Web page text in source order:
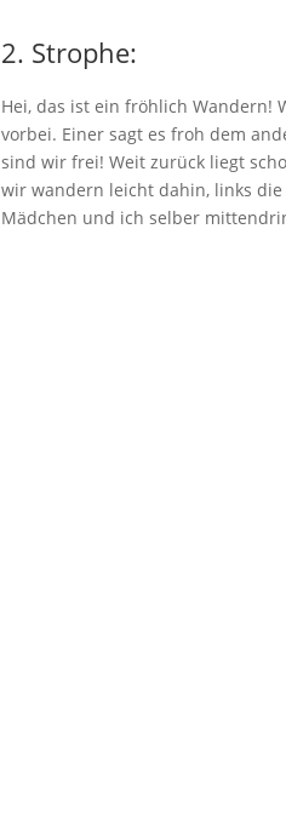
2. Strophe:
Hei, das ist ein fröhlich Wandern!
vorbei. Einer sagt es froh dem
sind wir frei! Weit zurück liegt
wir wandern leicht dahin, links
Mädchen und ich selber